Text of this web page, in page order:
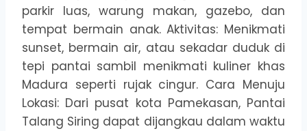
parkir luas, warung makan, gazebo, dan
tempat bermain anak. Aktivitas: Menikmati
sunset, bermain air, atau sekadar duduk di
tepi pantai sambil menikmati kuliner khas
Madura seperti rujak cingur. Cara Menuju
Lokasi: Dari pusat kota Pamekasan, Pantai
Talang Siring dapat dijangkau dalam waktu